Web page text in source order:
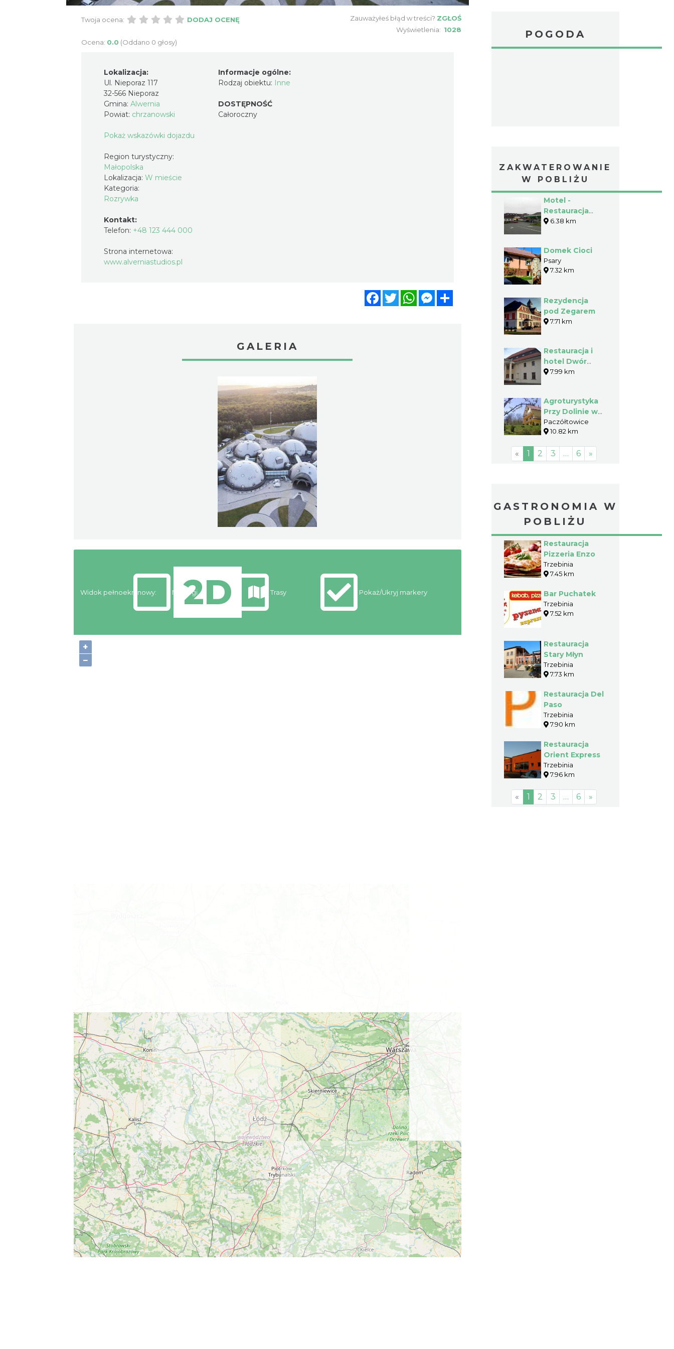
Twoja ocena: DODAJ OCENĘ
Ocena: 0.0 (Oddano 0 głosy)
Zauważyłeś błąd w treści? ZGŁOŚ
Wyświetlenia: 1028
Lokalizacja:
Ul. Nieporaz 117
32-566 Nieporaz
Gmina: Alwernia
Powiat: chrzanowski
Pokaż wskazówki dojazdu
Region turystyczny:
Małopolska
Lokalizacja: W mieście
Kategoria:
Rozrywka
Kontakt:
Telefon: +48 123 444 000
Strona internetowa:
www.alverniastudios.pl
Informacje ogólne:
Rodzaj obiektu:
Inne
DOSTĘPNOŚĆ
Całoroczny
FacebookTwitterWhatsAppMessenger
GALERIA
+
−
Widok pełnoekranowy: Noclegi Trasy Pokaż/Ukryj markery
POGODA
ZAKWATEROWANIE
W POBLIŻU
Motel -
Restauracja
Lech
6.38 km
Domek Cioci
Psary
7.32 km
Rezydencja
pod Zegarem
7.71 km
Restauracja i
hotel Dwór
Zieleniewskich
7.99 km
Agroturystyka
Przy Dolinie w
Paczółtowicach
Paczółtowice
10.82 km
« 1 2 3 … 6 »
GASTRONOMIA W
POBLIŻU
Restauracja
Pizzeria Enzo
Trzebinia
7.45 km
Bar Puchatek
Trzebinia
7.52 km
Restauracja
Stary Młyn
Trzebinia
7.73 km
Restauracja Del
Paso
Trzebinia
7.90 km
Restauracja
Orient Express
Trzebinia
7.96 km
« 1 2 3 … 6 »